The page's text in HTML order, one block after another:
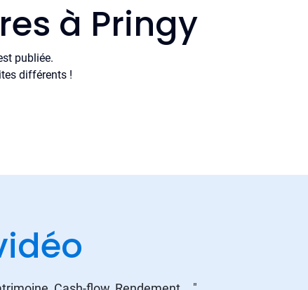
à Pringy
publiée.
différents !